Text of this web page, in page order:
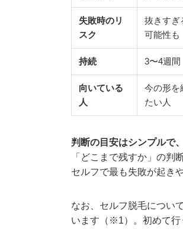
失敗時のリ
スク
抜きすぎ
可能性も
持続 3〜4週間
向いている
人
今の形を
たい人
判断の目安はシンプルで
「どこまで残すか」の判
セルフで最も失敗が起き
なお、セルフ脱毛につい
います（※1）。初めて行